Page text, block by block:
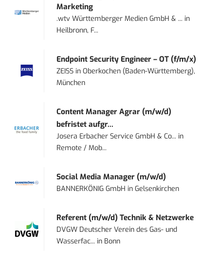
Marketing
.wtv Württemberger Medien GmbH & ... in
Heilbronn, F...
Endpoint Security Engineer – OT (f/m/x)
ZEISS inOberkochen (Baden-Württemberg),
München
Content Manager Agrar (m/w/d)
befristet aufgr...
Josera Erbacher Service GmbH & Co... in
Remote / Mob...
Social Media Manager (m/w/d)
BANNERKÖNIG GmbH inGelsenkirchen
Referent (m/w/d) Technik & Netzwerke
DVGW Deutscher Verein des Gas- und
Wasserfac... in Bonn